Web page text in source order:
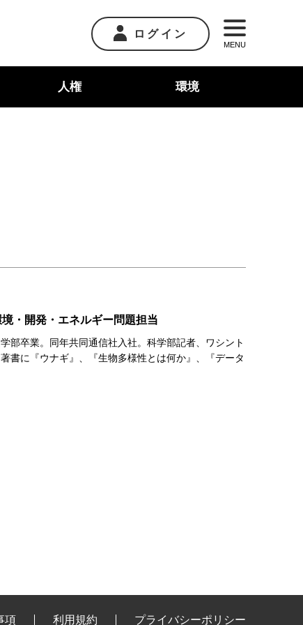
ログイン
MENU
人権 環境
・開発・エネルギー問題担当
部卒業。同年共同通信社入社。科学部記者、ワシント
書に『ウナギ』、『生物多様性とは何か』、『データ
項 利用規約 プライバシーポリシー